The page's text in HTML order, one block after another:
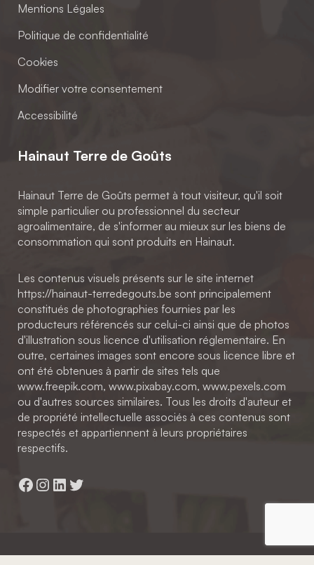
Mentions Légales
Politique de confidentialité
Cookies
Modifier votre consentement
Accessibilité
Hainaut Terre de Goûts
Hainaut Terre de Goûts permet à tout visiteur, qu'il soit
simple particulier ou professionnel du secteur
agroalimentaire, de s'informer au mieux sur les biens de
consommation qui sont produits en Hainaut.
Les contenus visuels présents sur le site internet
https://hainaut-terredegouts.be sont principalement
constitués de photographies fournies par les
producteurs référencés sur celui-ci ainsi que de photos
d'illustration sous licence d'utilisation réglementaire. En
outre, certaines images sont encore sous licence libre et
ont été obtenues à partir de sites tels que
www.freepik.com, www.pixabay.com, www.pexels.com
ou d'autres sources similaires. Tous les droits d'auteur et
de propriété intellectuelle associés à ces contenus sont
respectés et appartiennent à leurs propriétaires
respectifs.
Facebook
Instagram
LinkedIn
Twitter